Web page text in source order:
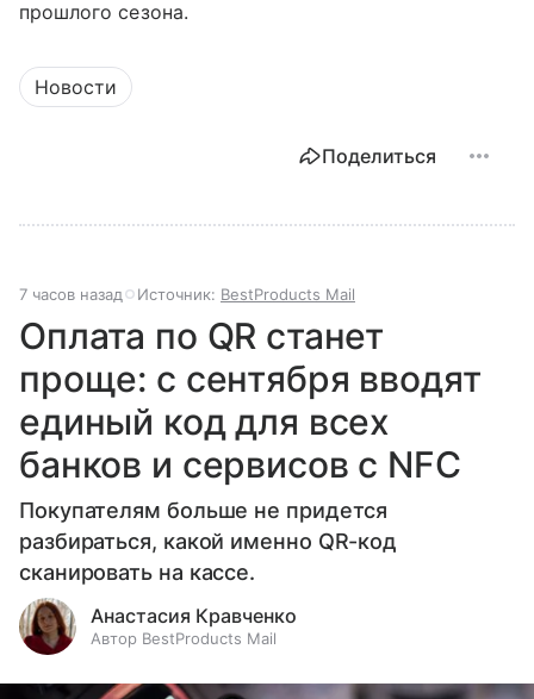
прошлого сезона.
Новости
Поделиться
7 часов назад Источник: BestProducts Mail
Оплата по QR станет
проще: с сентября вводят
единый код для всех
банков и сервисов с NFC
Покупателям больше не придется
разбираться, какой именно QR-код
сканировать на кассе.
Анастасия Кравченко
Автор BestProducts Mail